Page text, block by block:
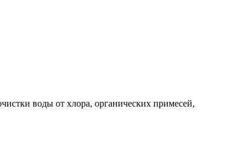
воды от хлора, органических примесей,